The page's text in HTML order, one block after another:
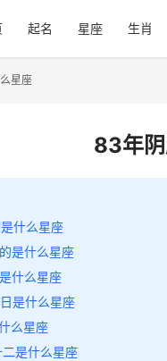
起名 星座 生肖
星座
83年
什么星座
是什么星座
什么星座
是什么星座
么星座
是什么星座